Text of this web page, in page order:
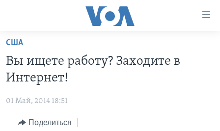
Перейти
основной
контент
навигации
ПРОГРАММЫ
НОВОСТИ ЗА МИНУТУ
ИТОГИ
ПРОЕКТЫ
УЧИМ АНГЛИЙСКИЙ
НАША АМЕРИКАНСКАЯ ИСТОРИЯ
ЭКСПЕРТИЗА
ИНТЕРВЬЮ
США
Вы ищете работу? Заходите в
Интернет!
01 Май, 2014 18:51
Поделиться